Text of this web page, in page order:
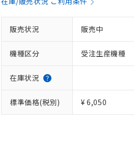
販売状況 販売中
機種区分 受注生産機種
在庫状況
標準価格(税別) ¥ 6,050